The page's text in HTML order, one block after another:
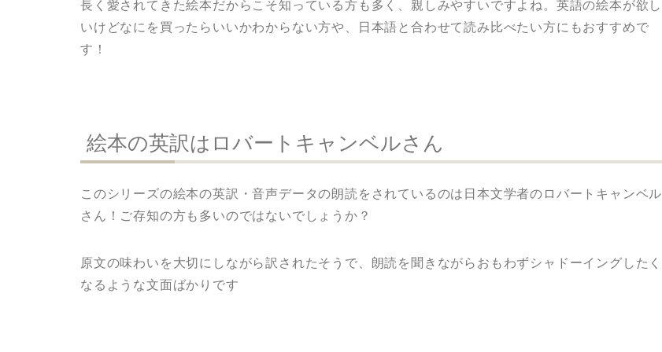
長く愛されてきた絵本だからこそ知っている方も多く、親しみやすいですよね。英語の絵本が欲し
いけどなにを買ったらいいかわからない方や、日本語と合わせて読み比べたい方にもおすすめで
す！
絵本の英訳はロバートキャンベルさん
このシリーズの絵本の英訳・音声データの朗読をされているのは日本文学者のロバートキャンベル
さん！ご存知の方も多いのではないでしょうか？
原文の味わいを大切にしながら訳されたそうで、朗読を聞きながらおもわずシャドーイングしたく
なるような文面ばかりです